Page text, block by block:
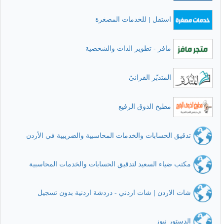
استقل | للخدمات المصغرة
مافز - تطوير الذات والشخصية
المتدبّر القرانيّ
مطبخ الذوق الرفيع
تدقيق الحسابات والخدمات المحاسبية والضريبية في الأردن
مكتب ضياء السعيد لتدقيق الحسابات والخدمات المحاسبية
شات الاردن | شات اردني - دردشة اردنية بدون تسجيل
الدستور نيوز